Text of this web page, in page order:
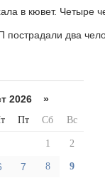
в кювет. Четыре
два
2026 »
Пт Сб Вс
1 2
7 8 9